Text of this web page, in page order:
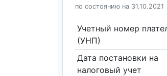
по состоянию на 31.10.2021
Учетный номер
(УНП)
Дата постановки на
налоговый учет